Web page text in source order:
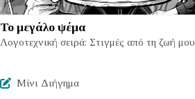
Το μεγάλο ψέμα
Λογοτεχνική σειρά: Στιγμές από τη ζωή μου
Μίνι Διήγημα